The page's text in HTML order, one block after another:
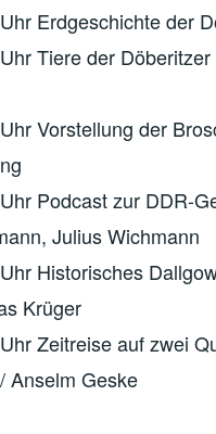
Erdgeschichte der
Tiere der
Vorstellung der
Podcast zur DDR-
Julius Wichmann
Historisches
Krüger
Zeitreise auf zwei
Anselm Geske